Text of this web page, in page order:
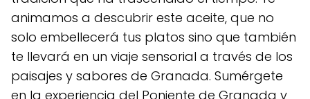
animamos a descubrir este aceite, que no
solo embellecerá tus platos sino que también
te llevará en un viaje sensorial a través de los
paisajes y sabores de Granada. Sumérgete
en la experiencia del Poniente de Granada y